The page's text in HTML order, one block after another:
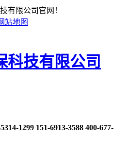
有限公司官网！
站地图
科技有限公司
1299 151-6913-3588 400-677-